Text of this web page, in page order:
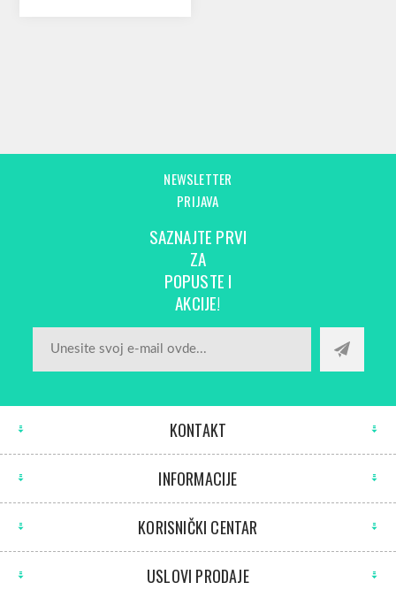
NEWSLETTER
PRIJAVA
SAZNAJTE PRVI
ZA
POPUSTE I
AKCIJE!
KONTAKT
INFORMACIJE
KORISNIČKI CENTAR
USLOVI PRODAJE